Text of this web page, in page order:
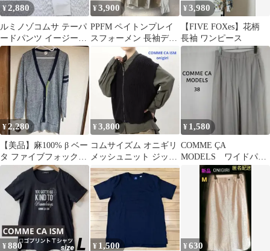
¥2,880
ルミノゾコムサ テーパ
ードパンツ イージーパ
ンツ ウエストゴム 裏地
付 9
¥3,900
PPFM ペイトンプレイ
スフォーメン 長袖デザ
インシャツ ベージュ M
日本製
¥3,980
【FIVE FOXes】花柄
長袖 ワンピース
¥2,280
【美品】麻100% β ベー
タ ファイブフォックス
ロングカーディガン 40
¥3,800
コムサイズム オニギリ
メッシュニット ジップ
ベスト
¥ 1,580
COMME ÇA
MODELS ワイドパン
ツ 38 グレージュ
ドレープ
¥880 ¥ 1,500 ¥630